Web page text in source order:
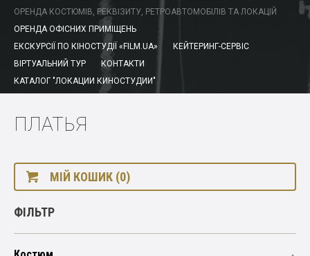
ОРЕНДА КОСТЮМІВ, РЕКВІЗИТУ, РЕТРОАВТОМОБІЛІВ ТА ЛОКАЦІЙ
ОРЕНДА ОФІСНИХ ПРИМІЩЕНЬ
ЕКСКУРСІЇ ПО КІНОСТУДІЇ «FILM.UA»
КЕЙТЕРИНГ-СЕРВІС
ВІРТУАЛЬНИЙ ТУР
КОНТАКТИ
КАТАЛОГ "ЛОКАЦИИ КИНОСТУДИИ"
ПЛАТЬЯ
МІЙ КОШИК (0)
ФІЛЬТР